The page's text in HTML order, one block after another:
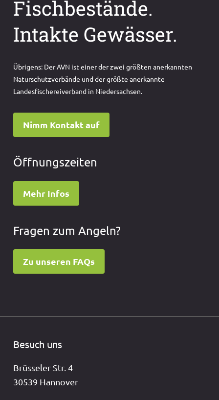
Fischbestände.
Intakte Gewässer.
Übrigens: Der AVN ist einer der zwei größten anerkannten
Naturschutzverbände und der größte anerkannte
Landesfischereiverband in Niedersachsen.
Nimm Kontakt auf
Öffnungszeiten
Mehr Infos
Fragen zum Angeln?
Zu unseren FAQs
Besuch uns
Brüsseler Str. 4
30539 Hannover